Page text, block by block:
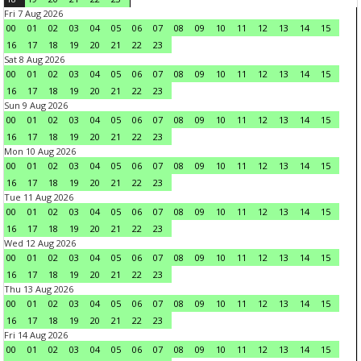
Fri 7 Aug 2026
00
01 02 03 04 05 06 07 08 09 10 11 12 13 14
15
16
17 18 19 20 21 22
23
Sat 8 Aug 2026
00
01 02 03 04 05 06 07 08 09 10 11 12 13 14
15
16
17 18 19 20 21 22
23
Sun 9 Aug 2026
00
01 02 03 04 05 06 07 08 09 10 11 12 13 14
15
16
17 18 19 20 21 22
23
Mon 10 Aug 2026
00
01 02 03 04 05 06 07 08 09 10 11 12 13 14
15
16
17 18 19 20 21 22
23
Tue 11 Aug 2026
00
01 02 03 04 05 06 07 08 09 10 11 12 13 14
15
16
17 18 19 20 21 22
23
Wed 12 Aug 2026
00
01 02 03 04 05 06 07 08 09 10 11 12 13 14
15
16
17 18 19 20 21 22
23
Thu 13 Aug 2026
00
01 02 03 04 05 06 07 08 09 10 11 12 13 14
15
16
17 18 19 20 21 22
23
Fri 14 Aug 2026
00
01 02 03 04 05 06 07 08 09 10 11 12 13 14
15